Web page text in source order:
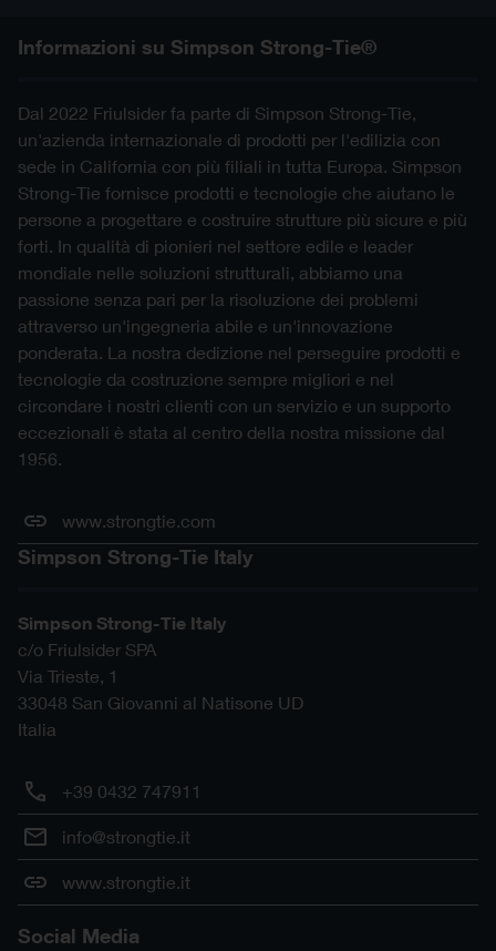
Informazioni su Simpson Strong-Tie®
Dal 2022 Friulsider fa parte di Simpson Strong-Tie,
un'azienda internazionale di prodotti per l'edilizia con
sede in California con più filiali in tutta Europa. Simpson
Strong-Tie fornisce prodotti e tecnologie che aiutano le
persone a progettare e costruire strutture più sicure e più
forti. In qualità di pionieri nel settore edile e leader
mondiale nelle soluzioni strutturali, abbiamo una
passione senza pari per la risoluzione dei problemi
attraverso un'ingegneria abile e un'innovazione
ponderata. La nostra dedizione nel perseguire prodotti e
tecnologie da costruzione sempre migliori e nel
circondare i nostri clienti con un servizio e un supporto
eccezionali è stata al centro della nostra missione dal
1956.
www.strongtie.com
Simpson Strong-Tie Italy
Simpson Strong-Tie Italy
c/o Friulsider SPA
Via Trieste, 1
33048 San Giovanni al Natisone UD
Italia
+39 0432 747911
info@strongtie.it
www.strongtie.it
Social Media